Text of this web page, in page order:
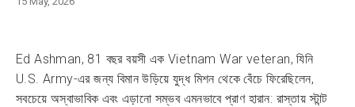
Ed Ashman, 81 বছর বয়সী এক Vietnam War veteran, যিনি
U.S. Army-এর জন্য বিমান উড়িয়ে যুদ্ধ মিশন থেকে বেঁচে ফিরেছিলেন,
সবচেয়ে অস্বাভাবিক এবং এড়ানো সম্ভব এমনভাবে প্রাণ হারান: রাস্তায় স্টান্ট